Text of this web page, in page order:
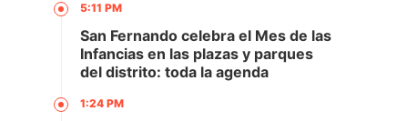
5:11 PM
San Fernando celebra el Mes de las
Infancias en las plazas y parques
del distrito: toda la agenda
1:24 PM